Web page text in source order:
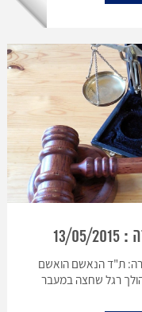
10-13 פרטי העבירה: ת"ד הנאשם הואשם
רגל שחצה במעבר